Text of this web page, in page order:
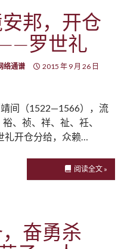
邦，开仓
罗世礼
络通谱
2015 年 9 月 26 日
间（1522—1566），流
、祯、祥、祉、衽、
开仓分给，众赖…
阅读全文 »
奋勇杀